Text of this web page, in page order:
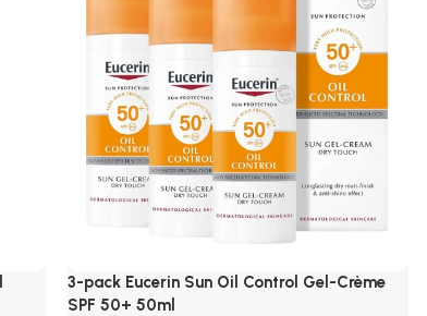
3-pack Eucerin Sun Oil Control Gel-Crème
SPF 50+ 50ml